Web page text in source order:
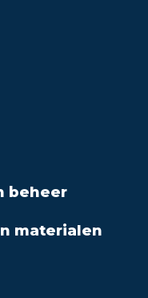
beheer
materialen